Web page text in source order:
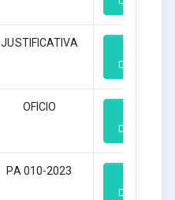
JUSTIFICATIVA
Download
OFICIO
Download
PA 010-2023
Download